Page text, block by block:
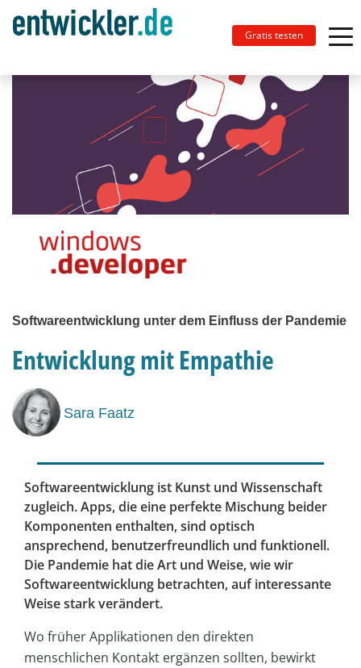
Gratis testen
Softwareentwicklung unter dem Einfluss der Pandemie
Entwicklung mit Empathie
Sara Faatz
Softwareentwicklung ist Kunst und Wissenschaft
zugleich. Apps, die eine perfekte Mischung beider
Komponenten enthalten, sind optisch
ansprechend, benutzerfreundlich und funktionell.
Die Pandemie hat die Art und Weise, wie wir
Softwareentwicklung betrachten, auf interessante
Weise stark verändert.
Wo früher Applikationen den direkten
menschlichen Kontakt ergänzen sollten, bewirkt